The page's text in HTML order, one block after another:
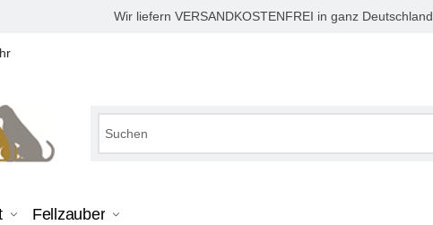
Wir liefern VERSANDKOSTENFREI in ganz Deutschland
Fellzauber